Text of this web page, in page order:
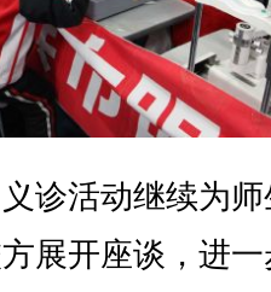
活动继续为师
展开座谈，进